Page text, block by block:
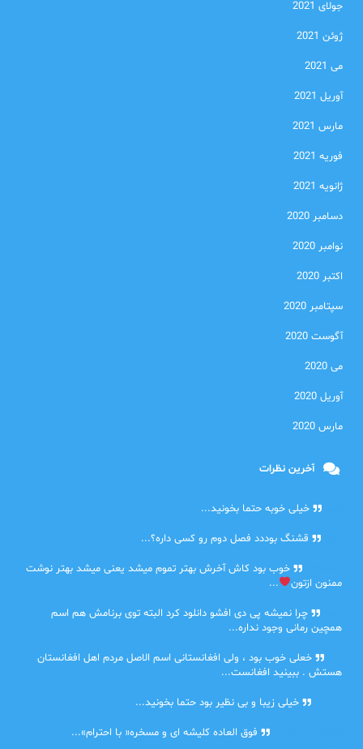
جولای 2021
ژوئن 2021
می 2021
آوریل 2021
مارس 2021
فوریه 2021
ژانویه 2021
دسامبر 2020
نوامبر 2020
اکتبر 2020
سپتامبر 2020
آگوست 2020
می 2020
آوریل 2020
مارس 2020
آخرین نظرات
خیلی خوبه حتما بخونید...
قشنگ بوددد فصل دوم رو کسی داره؟...
خوب بود کاش آخرش بهتر تموم میشد یعنی میشد بهتر نوشت
ممنون ازتون
...
چرا نمیشه پی دی افشو دانلود کرد البته توی برنامش هم اسم
همچین رمانی وجود نداره...
خعلی خوب بود ، ولی افغانستانی اسم الاصل مردم اهل افغانستان
هستش . ببینید افغانست...
خیلی زیبا و بی نظیر بود حتما بخونید...
فوق العاده کلیشه ای و مسخره« با احترام»...